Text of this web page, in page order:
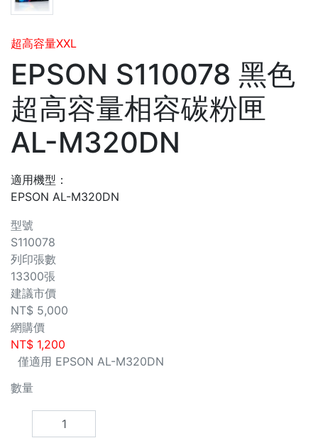
超高容量XXL
EPSON S110078 黑色
超高容量相容碳粉匣
AL-M320DN
適用機型：
EPSON AL-M320DN
型號
S110078
列印張數
13300張
建議市價
NT$ 5,000
網購價
NT$ 1,200
僅適用 EPSON AL-M320DN
數量